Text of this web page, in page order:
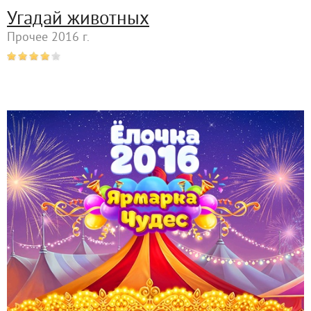
Угадай животных
Прочее 2016 г.